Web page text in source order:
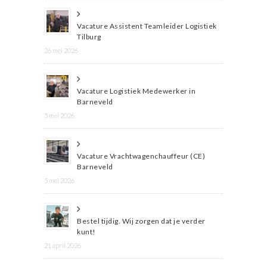
Vacature Assistent Teamleider Logistiek
Tilburg
26 mei 2026
Vacature Logistiek Medewerker in
Barneveld
5 mei 2026
Vacature Vrachtwagenchauffeur (CE)
Barneveld
5 mei 2026
Bestel tijdig. Wij zorgen dat je verder
kunt!
21 april 2026